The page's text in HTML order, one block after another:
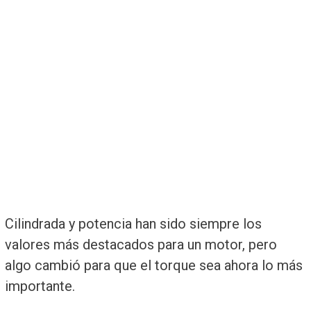
Cilindrada y potencia han sido siempre los
valores más destacados para un motor, pero
algo cambió para que el torque sea ahora lo más
importante.